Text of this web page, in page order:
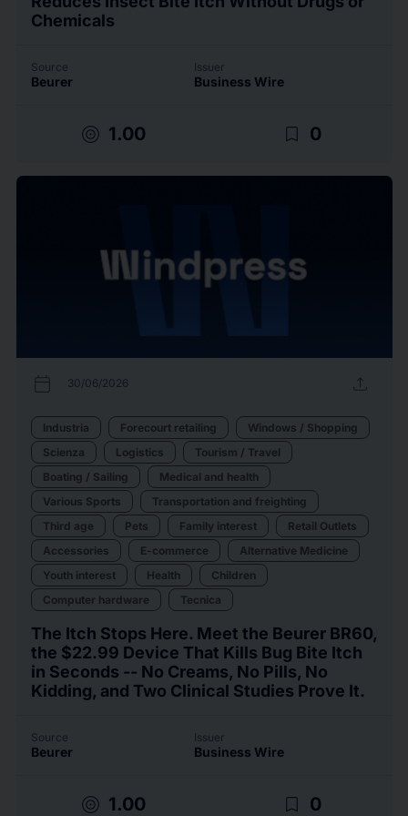
Chemicals
Source
Beurer
Issuer
Business Wire
target 1.00 bookmark_border 0
calendar_today 30/06/2026 upload
Industria Forecourt retailing
Windows / Shopping
Scienza
Logistics
Tourism / Travel
Boating / Sailing
Medical and health
Various Sports
Transportation and freighting
Third age
Pets Family interest
Retail Outlets
Accessories
E-commerce
Alternative Medicine
Youth interest
Health
Children
Computer hardware
Tecnica
The Itch Stops Here. Meet the Beurer BR60,
the $22.99 Device That Kills Bug Bite Itch
in Seconds -- No Creams, No Pills, No
Kidding, and Two Clinical Studies Prove It.
Source
Beurer
Issuer
Business Wire
target 1.00 bookmark_border 0